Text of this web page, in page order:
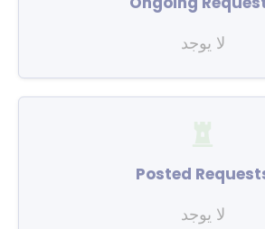
لا يوجد
Posted
لا يوجد